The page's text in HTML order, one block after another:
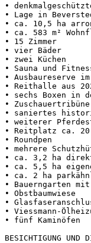
•
• Lage in
• ca. 10,5 ha
• ca. 583 m²
• 15 Zimmer
• vier Bäder
• zwei Küchen
• Sauna und
• Ausbaureserve im
• Reithalle aus
• sechs Boxen in
•
• saniertes
• weiterer
• Reitplatz ca.
• Roundpen
• mehrere
• ca. 3,2 ha direkt
• ca. 5,5 ha
• ca. 2 ha
• Bauerngarten mit
• Obstbaumwiese
•
• Viessmann-
• fünf Kaminöfen
BESICHTIGUNG UND